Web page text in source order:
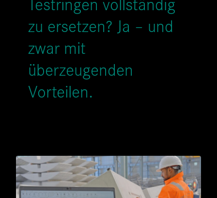
zu ersetzen? Ja – und
zwar mit
überzeugenden
Vorteilen.